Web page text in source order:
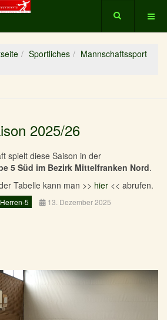
Sportliches
Mannschaftssport
2025/26
spielt diese Saison in der
5 Süd im Bezirk Mittelfranken Nord.
Tabelle kann man >> hier << abrufen.
5
13. Dezember 2025